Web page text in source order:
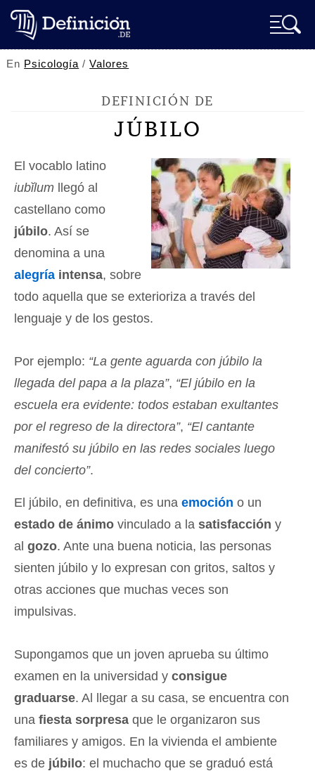
En Psicología /Valores
DEFINICIÓN DE
JÚBILO
El vocablo latino
iubĭlum llegó al
castellano como
júbilo. Así se
denomina a una
alegría intensa, sobre
todo aquella que se exterioriza a través del
lenguaje y de los gestos.
Por ejemplo: “La gente aguarda con júbilo la
llegada del papa a la plaza”, “El júbilo en la
escuela era evidente: todos estaban exultantes
por el regreso de la directora”, “El cantante
manifestó su júbilo en las redes sociales luego
del concierto”.
El júbilo, en definitiva, es una emoción o un
estado de ánimo vinculado a la satisfacción y
al gozo. Ante una buena noticia, las personas
sienten júbilo y lo expresan con gritos, saltos y
otras acciones que muchas veces son
impulsivas.
Supongamos que un joven aprueba su último
examen en la universidad y consigue
graduarse. Al llegar a su casa, se encuentra con
una fiesta sorpresa que le organizaron sus
familiares y amigos. En la vivienda el ambiente
es de júbilo: el muchacho que se graduó está